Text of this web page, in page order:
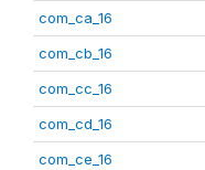
com_ca_16
com_cb_16
com_cc_16
com_cd_16
com_ce_16